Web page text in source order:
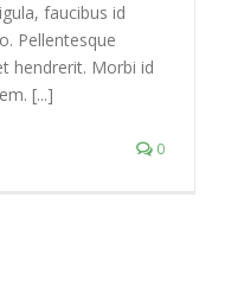
faucibus id
Pellentesque
hendrerit. Morbi id
[...]
0